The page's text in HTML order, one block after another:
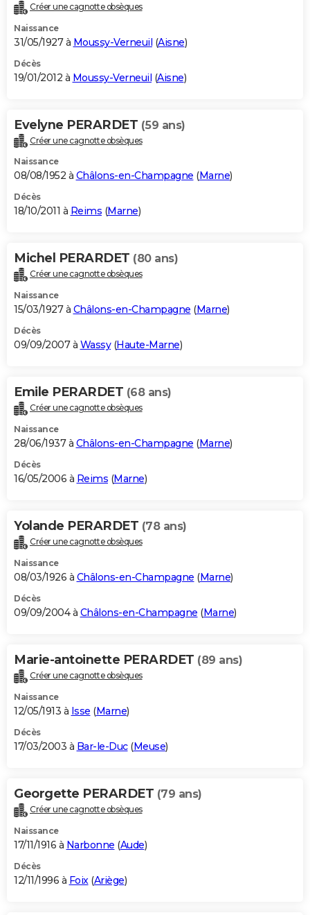
Créer une cagnotte obsèques
Naissance
31/05/1927 à Moussy-Verneuil (Aisne)
Décès
19/01/2012 à Moussy-Verneuil (Aisne)
Evelyne PERARDET (59 ans)
Créer une cagnotte obsèques
Naissance
08/08/1952 à Châlons-en-Champagne (Marne)
Décès
18/10/2011 à Reims (Marne)
Michel PERARDET (80 ans)
Créer une cagnotte obsèques
Naissance
15/03/1927 à Châlons-en-Champagne (Marne)
Décès
09/09/2007 à Wassy(Haute-Marne)
Emile PERARDET (68 ans)
Créer une cagnotte obsèques
Naissance
28/06/1937 à Châlons-en-Champagne (Marne)
Décès
16/05/2006 à Reims (Marne)
Yolande PERARDET (78 ans)
Créer une cagnotte obsèques
Naissance
08/03/1926 à Châlons-en-Champagne (Marne)
Décès
09/09/2004 à Châlons-en-Champagne (Marne)
Marie-antoinette PERARDET (89 ans)
Créer une cagnotte obsèques
Naissance
12/05/1913 à Isse (Marne)
Décès
17/03/2003 à Bar-le-Duc(Meuse)
Georgette PERARDET (79 ans)
Créer une cagnotte obsèques
Naissance
17/11/1916 à Narbonne (Aude)
Décès
12/11/1996 à Foix(Ariège)